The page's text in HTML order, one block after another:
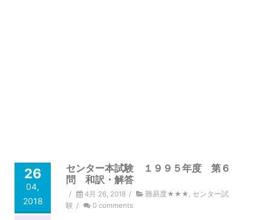
26
04,
2018
センター本試験 １９９５年度 第６
問 和訳・解答
/ 4月 26, 2018 / 難易度★★★, センター試
験 / 0 comments